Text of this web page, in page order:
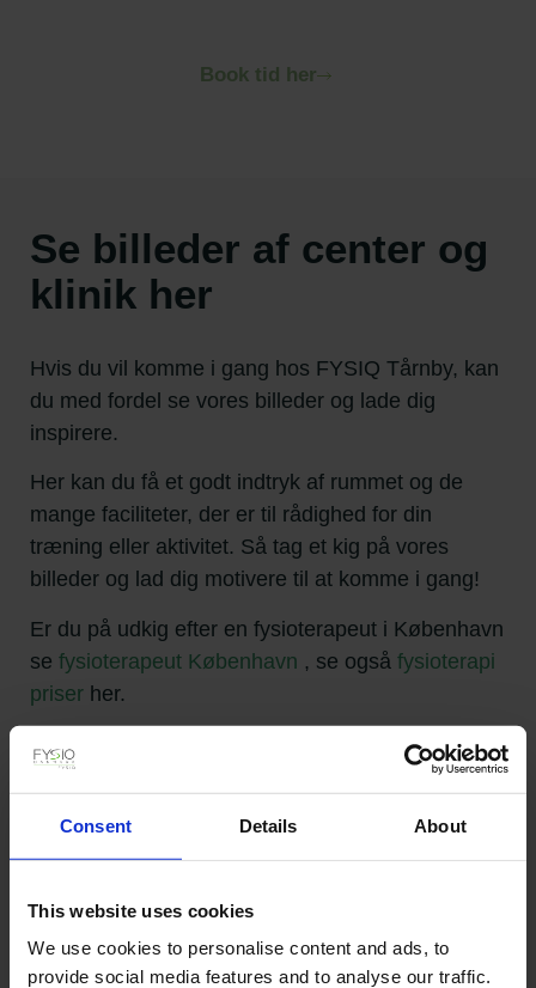
Consent Details About
This website uses cookies
We use cookies to personalise content and ads, to
provide social media features and to analyse our traffic.
Book tid her
Se billeder af center og
klinik her
Hvis du vil komme i gang hos FYSIQ Tårnby, kan
du med fordel se vores billeder og lade dig
inspirere.
Her kan du få et godt indtryk af rummet og de
mange faciliteter, der er til rådighed for din
træning eller aktivitet. Så tag et kig på vores
billeder og lad dig motivere til at komme i gang!
Er du på udkig efter en fysioterapeut i København
se fysioterapeut København , se også fysioterapi
priser her.
Bliv medlem